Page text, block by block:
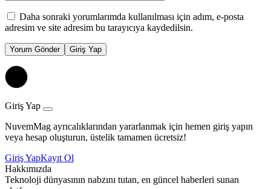
Daha sonraki yorumlarımda kullanılması için adım, e-posta
adresim ve site adresim bu tarayıcıya kaydedilsin.
Yorum Gönder Giriş Yap
Giriş Yap
NuvemMag ayrıcalıklarından yararlanmak için hemen giriş yapın
veya hesap oluşturun, üstelik tamamen ücretsiz!
Giriş YapKayıt Ol
Hakkımızda
Teknoloji dünyasının nabzını tutan, en güncel haberleri sunan